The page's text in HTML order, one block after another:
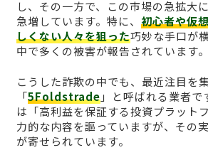
し、その一方で、この市場の急拡大
急増しています。特に、 初心者や仮
しくない人々を狙った巧妙な手口が
中で多くの被害が報告されています。
こうした詐欺の中でも、最近注目を
「5Foldstrade」と呼ばれる業者で
は「高利益を保証する投資プラット
力的な内容を謳っていますが、その
が寄せられています。